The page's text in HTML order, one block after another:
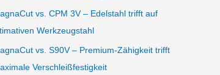
vs. CPM 3V – Edelstahl trifft auf
Werkzeugstahl
vs. S90V – Premium-Zähigkeit trifft
Verschleißfestigkeit